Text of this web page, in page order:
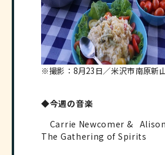
※撮影：8月23日／米沢市南原新
◆今週の音楽
Carrie Newcomer &
The Gathering of Spirits